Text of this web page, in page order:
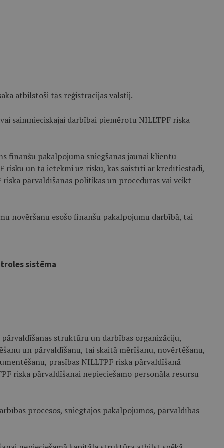
atbilstoši tās reģistrācijas valstij.
saimnieciskajai darbībai piemērotu NILLTPF riska
finanšu pakalpojuma sniegšanas jaunai klientu
un tā ietekmi uz risku, kas saistīti ar kredītiestādi,
pārvaldīšanas politikas un procedūras vai veikt
novēršanu esošo finanšu pakalpojumu darbībā, tai
sistēma
struktūru un darbības organizāciju,
un pārvaldīšanu, tai skaitā mērīšanu, novērtēšanu,
prasības NILLTPF riska pārvaldīšanā
riska pārvaldīšanai nepieciešamo personāla resursu
procesos, sniegtajos pakalpojumos, pārvaldības